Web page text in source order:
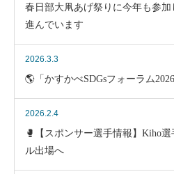
春日部大凧あげ祭りに今年も参
進んでいます
2026.3.3
🌎「かすかべSDGsフォーラム
2026.2.4
🥊【スポンサー選手情報】Kiho
ル出場へ